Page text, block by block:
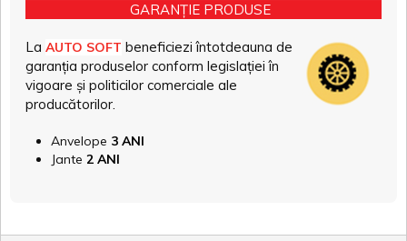
GARANȚIE PRODUSE
La AUTO SOFT beneficiezi întotdeauna de
garanția produselor conform legislației în
vigoare și politicilor comerciale ale
producătorilor.
Anvelope 3 ANI
Jante 2 ANI